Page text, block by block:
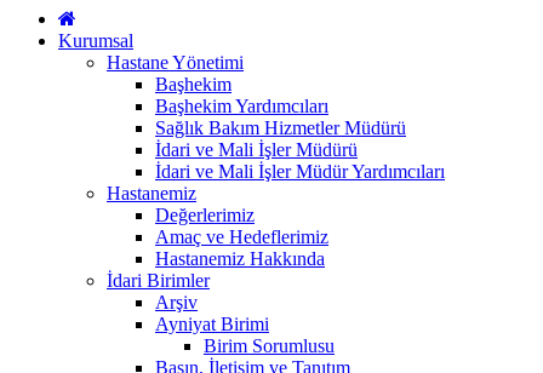
Kurumsal
Hastane Yönetimi
Başhekim
Başhekim Yardımcıları
Sağlık Bakım Hizmetler Müdürü
İdari ve Mali İşler Müdürü
İdari ve Mali İşler Müdür Yardımcıları
Hastanemiz
Değerlerimiz
Amaç ve Hedeflerimiz
Hastanemiz Hakkında
İdari Birimler
Arşiv
Ayniyat Birimi
Birim Sorumlusu
Basın, İletişim ve Tanıtım